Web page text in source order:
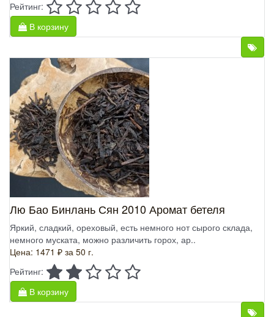
Рейтинг:
В корзину
Лю Бао Бинлань Сян 2010 Аромат бетеля
Яркий, сладкий, ореховый, есть немного нот сырого склада,
немного муската, можно различить горох, ар..
Цена: 1471 ₽ за 50 г.
Рейтинг:
В корзину